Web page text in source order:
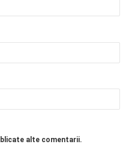
alte comentarii.